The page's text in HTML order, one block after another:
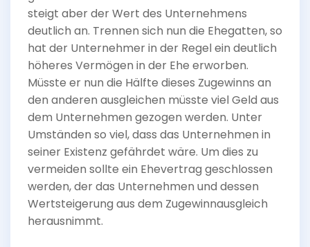
steigt aber der Wert des Unternehmens
deutlich an. Trennen sich nun die Ehegatten, so
hat der Unternehmer in der Regel ein deutlich
höheres Vermögen in der Ehe erworben.
Müsste er nun die Hälfte dieses Zugewinns an
den anderen ausgleichen müsste viel Geld aus
dem Unternehmen gezogen werden. Unter
Umständen so viel, dass das Unternehmen in
seiner Existenz gefährdet wäre. Um dies zu
vermeiden sollte ein Ehevertrag geschlossen
werden, der das Unternehmen und dessen
Wertsteigerung aus dem Zugewinnausgleich
herausnimmt.